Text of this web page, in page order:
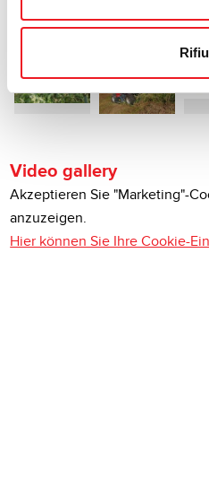
Video gallery
Akzeptieren Sie "Marketing"-
anzuzeigen.
Hier können Sie Ihre Cookie-